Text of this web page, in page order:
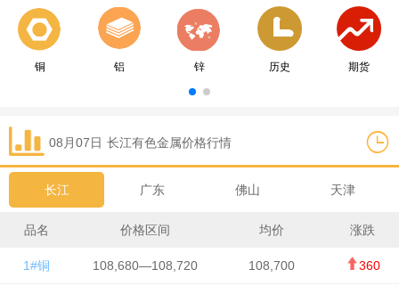
铜 铝 锌 历史 期货
08月07日 长江有色金属价格行情
长江 广东 佛山 天津
品名 价格区间 均价 涨跌
1#铜 108,680—108,720 108,700 360